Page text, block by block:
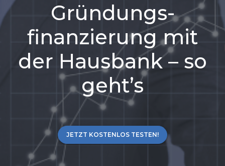
Gründungs­
finanzierung mit
der Hausbank – so
geht’s
JETZT KOSTENLOS TESTEN!